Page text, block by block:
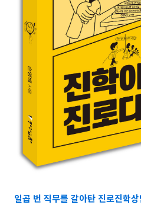
일곱 번 직무를 갈아탄 진로진학